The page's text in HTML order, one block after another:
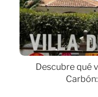
Descubre qué